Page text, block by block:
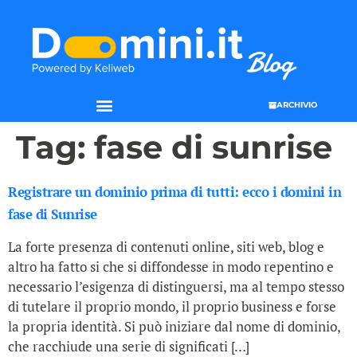
ARCHIVIO
Tag: fase di sunrise
Registrare un dominio prima di tutti: ecco i domini in
fase di Sunrise
La forte presenza di contenuti online, siti web, blog e
altro ha fatto si che si diffondesse in modo repentino e
necessario l’esigenza di distinguersi, ma al tempo stesso
di tutelare il proprio mondo, il proprio business e forse
la propria identità. Si può iniziare dal nome di dominio,
che racchiude una serie di significati […]